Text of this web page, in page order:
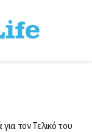
τον Τελικό του